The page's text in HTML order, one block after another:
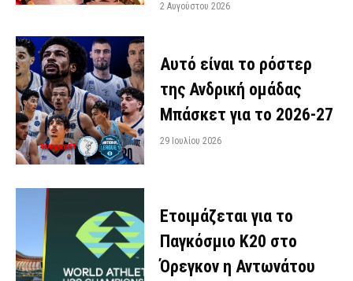
2 Αυγούστου 2026
Αυτό είναι το ρόστερ
της Ανδρική ομάδας
Μπάσκετ για το 2026-27
29 Ιουλίου 2026
Ετοιμάζεται για το
Παγκόσμιο Κ20 στο
Όρεγκον η Αντωνάτου